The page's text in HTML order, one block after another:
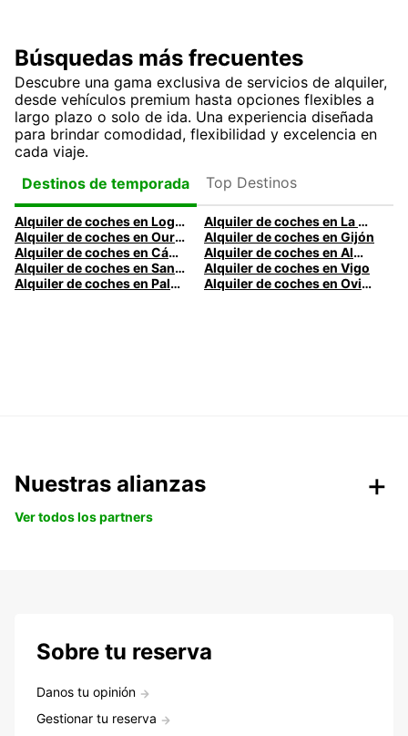
Búsquedas más frecuentes
Descubre una gama exclusiva de servicios de alquiler,
desde vehículos premium hasta opciones flexibles a
largo plazo o solo de ida. Una experiencia diseñada
para brindar comodidad, flexibilidad y excelencia en
cada viaje.
Destinos de temporada
Top Destinos
Alquiler de coches en Logroño
Alquiler de coches en La Coruña
Alquiler de coches en Ourense
Alquiler de coches en Gijón
Alquiler de coches en Cádiz
Alquiler de coches en Almería
Alquiler de coches en Santander
Alquiler de coches en Vigo
Alquiler de coches en Palma
Alquiler de coches en Oviedo
Nuestras alianzas
Ver todos los partners
Sobre tu reserva
Danos tu opinión
Gestionar tu reserva